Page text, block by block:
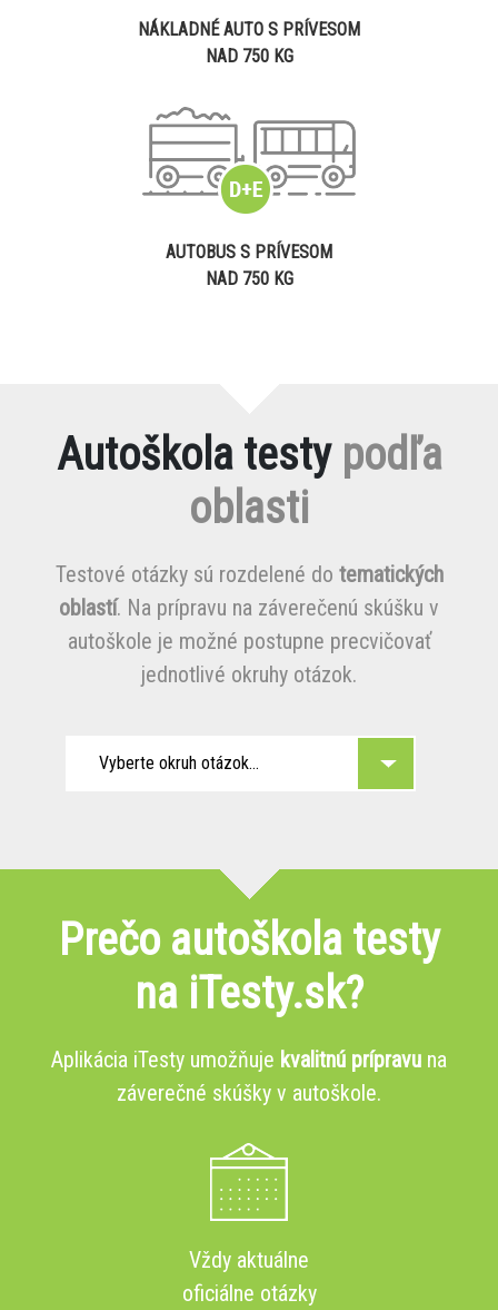
NÁKLADNÉ AUTO S PRÍVESOM
NAD 750 KG
AUTOBUS S PRÍVESOM
NAD 750 KG
Autoškola testy podľa
oblasti
Testové otázky sú rozdelené do tematických
oblastí. Na prípravu na záverečenú skúšku v
autoškole je možné postupne precvičovať
jednotlivé okruhy otázok.
Vyberte okruh otázok...
Prečo autoškola testy
na iTesty.sk?
Aplikácia iTesty umožňuje kvalitnú prípravu na
záverečné skúšky v autoškole.
Vždy aktuálne
oficiálne otázky